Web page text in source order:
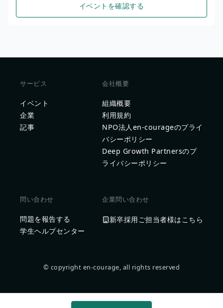
イベントを確認する
サービス
イベント
企業
記事
会社概要
組織概要
利用規約
NPO法人en-courageのプライ
バシーポリシー
Deep Growth Partnersのプ
ライバシーポリシー
問い合わせ
問題を報告する
学生ヘルプセンター
企業問い合わせ
新卒採用ご担当者様はこちら
© copyright en-courage, all rights reserved